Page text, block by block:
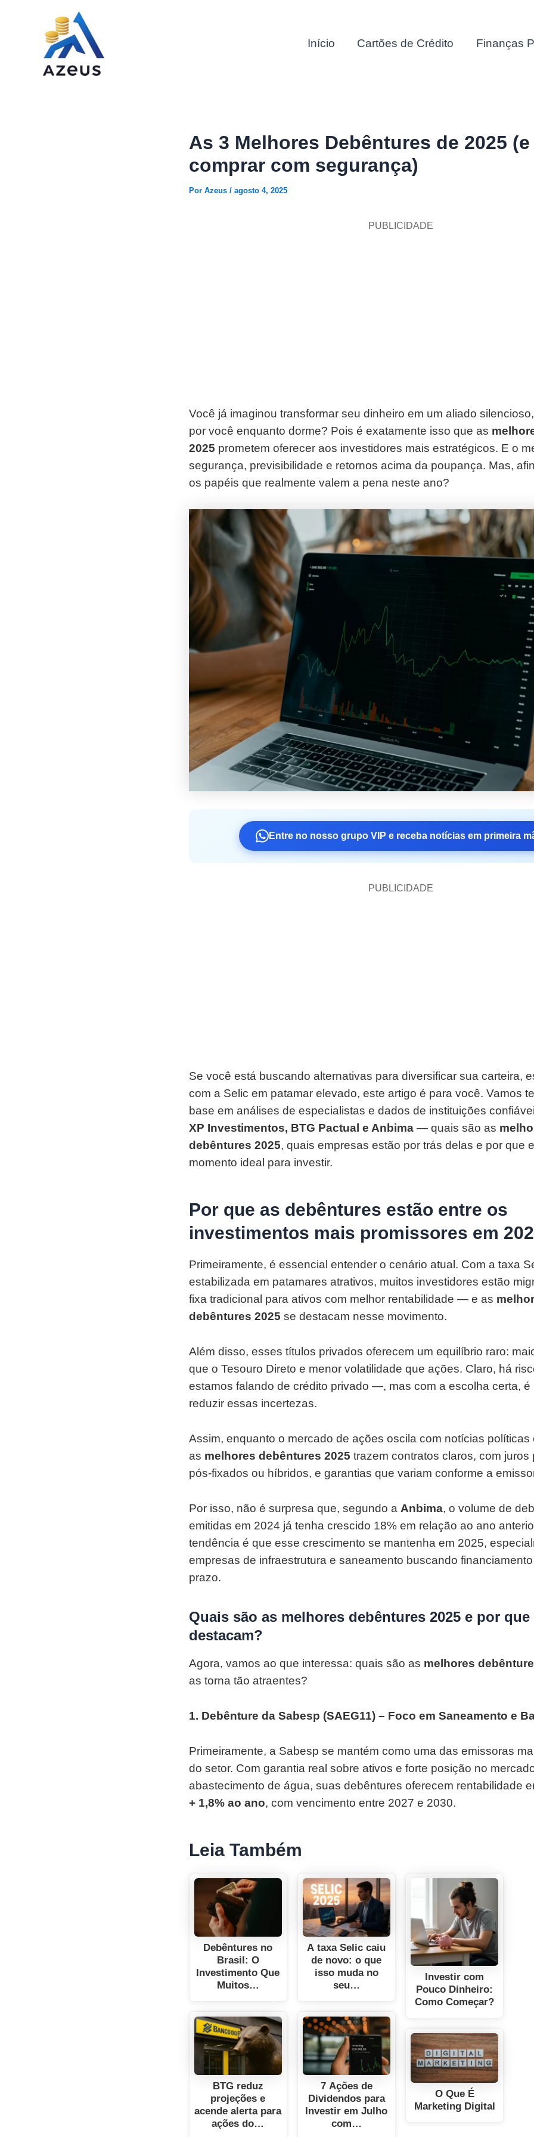
conteúdo
Início Cartões de Crédito Finanças
As 3 Melhores Debêntures de 2025
comprar com segurança)
Por Azeus / agosto 4, 2025
PUBLICIDADE
Você já imaginou transformar seu dinheiro em um aliado
por você enquanto dorme? Pois é exatamente isso que as
2025 prometem oferecer aos investidores mais estratégicos. E o
segurança, previsibilidade e retornos acima da poupança. Mas,
os papéis que realmente valem a pena neste ano?
Entre no nosso grupo VIP e receba notícias em primeira
PUBLICIDADE
Se você está buscando alternativas para diversificar sua carteira,
com a Selic em patamar elevado, este artigo é para você. Vamos
base em análises de especialistas e dados de instituições
XP Investimentos, BTG Pactual e Anbima — quais são as
debêntures 2025, quais empresas estão por trás delas e por que
momento ideal para investir.
Por que as debêntures estão entre os
investimentos mais promissores em
Primeiramente, é essencial entender o cenário atual. Com a taxa
estabilizada em patamares atrativos, muitos investidores estão
fixa tradicional para ativos com melhor rentabilidade — e as
debêntures 2025 se destacam nesse movimento.
Além disso, esses títulos privados oferecem um equilíbrio raro:
que o Tesouro Direto e menor volatilidade que ações. Claro, há
estamos falando de crédito privado —, mas com a escolha certa, é
reduzir essas incertezas.
Assim, enquanto o mercado de ações oscila com notícias políticas
as melhores debêntures 2025 trazem contratos claros, com juros
pós-fixados ou híbridos, e garantias que variam conforme a
Por isso, não é surpresa que, segundo a Anbima, o volume de
emitidas em 2024 já tenha crescido 18% em relação ao ano
tendência é que esse crescimento se mantenha em 2025,
empresas de infraestrutura e saneamento buscando
prazo.
Quais são as melhores debêntures 2025 e por que
destacam?
Agora, vamos ao que interessa: quais são as melhores
as torna tão atraentes?
1. Debênture da Sabesp (SAEG11) – Foco em Saneamento e
Primeiramente, a Sabesp se mantém como uma das emissoras
do setor. Com garantia real sobre ativos e forte posição no
abastecimento de água, suas debêntures oferecem rentabilidade
+ 1,8% ao ano, com vencimento entre 2027 e 2030.
Leia Também
Debêntures no
Brasil: O
Investimento Que
Muitos…
BTG reduz
projeções e
acende alerta para
ações do…
A taxa Selic caiu
de novo: o que
isso muda no
seu…
7 Ações de
Dividendos para
Investir em Julho
com…
Investir com
Pouco Dinheiro:
Como Começar?
O Que É
Marketing Digital